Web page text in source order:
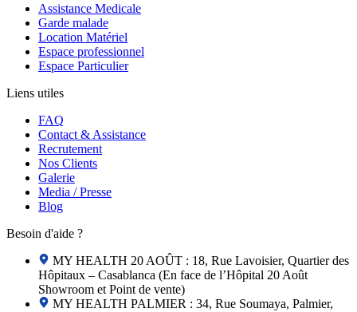
Assistance Medicale
Garde malade
Location Matériel
Espace professionnel
Espace Particulier
Liens utiles
FAQ
Contact & Assistance
Recrutement
Nos Clients
Galerie
Media / Presse
Blog
Besoin d'aide ?
MY HEALTH 20 AOÛT : 18, Rue Lavoisier, Quartier des
Hôpitaux – Casablanca (En face de l’Hôpital 20 Août
Showroom et Point de vente)
MY HEALTH PALMIER : 34, Rue Soumaya, Palmier,